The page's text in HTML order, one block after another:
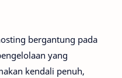
bergantung pada
yang
kendali penuh,